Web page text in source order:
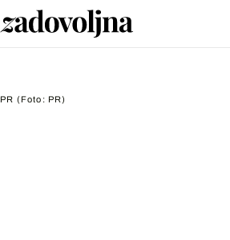
PR (Foto: PR)